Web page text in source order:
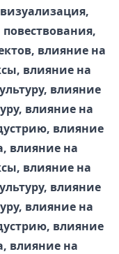
влияние на
влияние на
влияние
влияние на
влияние
влияние на
влияние на
влияние
влияние на
влияние
влияние на